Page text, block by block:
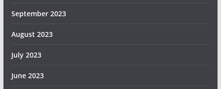
September 2023
August 2023
July 2023
June 2023